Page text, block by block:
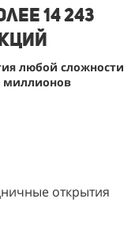
14 243
любой сложности
миллионов
открытия